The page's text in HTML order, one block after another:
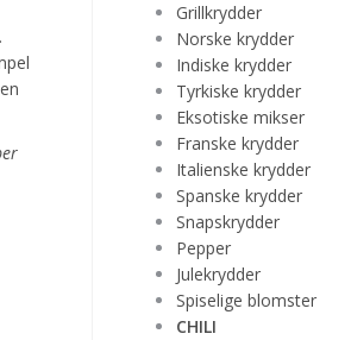
Grillkrydder
Norske krydder
Indiske krydder
Tyrkiske krydder
Eksotiske mikser
Franske krydder
Italienske krydder
Spanske krydder
Snapskrydder
Pepper
Julekrydder
Spiselige blomster
CHILI